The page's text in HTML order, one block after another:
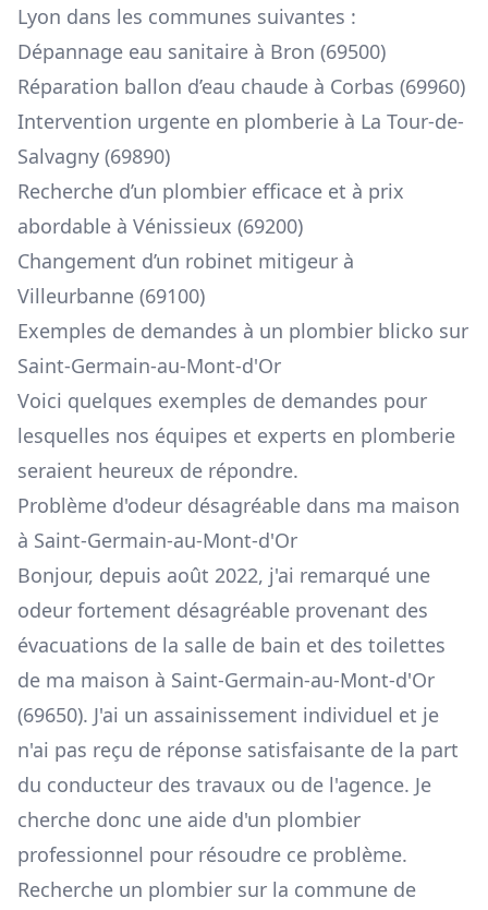
Lyon dans les communes suivantes :
Dépannage eau sanitaire à Bron (69500)
Réparation ballon d’eau chaude à Corbas (69960)
Intervention urgente en plomberie à La Tour-de-
Salvagny (69890)
Recherche d’un plombier efficace et à prix
abordable à Vénissieux (69200)
Changement d’un robinet mitigeur à
Villeurbanne (69100)
Exemples de demandes à un plombier blicko sur
Saint-Germain-au-Mont-d'Or
Voici quelques exemples de demandes pour
lesquelles nos équipes et experts en plomberie
seraient heureux de répondre.
Problème d'odeur désagréable dans ma maison
à Saint-Germain-au-Mont-d'Or
Bonjour, depuis août 2022, j'ai remarqué une
odeur fortement désagréable provenant des
évacuations de la salle de bain et des toilettes
de ma maison à Saint-Germain-au-Mont-d'Or
(69650). J'ai un assainissement individuel et je
n'ai pas reçu de réponse satisfaisante de la part
du conducteur des travaux ou de l'agence. Je
cherche donc une aide d'un plombier
professionnel pour résoudre ce problème.
Recherche un plombier sur la commune de